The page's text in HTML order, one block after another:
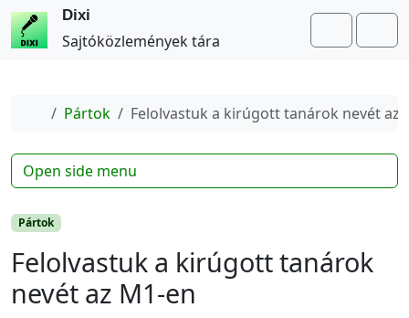
Dixi
Sajtóközlemények tára
Home
Pártok Felolvastuk a kirúgott tanárok nevét az
Pártok
Felolvastuk a kirúgott tanárok
nevét az M1-en
Open side menu